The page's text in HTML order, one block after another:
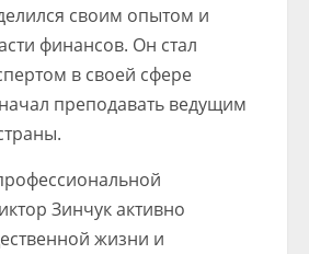
своим опытом и
финансов. Он стал
в своей сфере
преподавать ведущим
Зинчук активно
жизни и